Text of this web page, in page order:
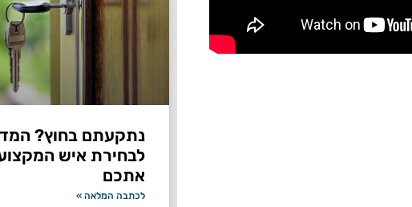
נתקעתם בחוץ?
לבחירת איש
אתכם
לכתבה המלאה »